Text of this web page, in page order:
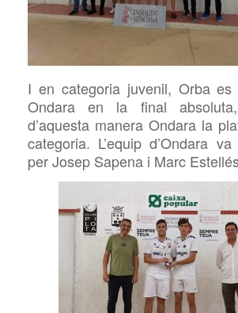
I en categoria juvenil, Orba
Ondara en la final absoluta,
d’aquesta manera Ondara la
categoria. L’equip d’Ondara
per Josep Sapena i Marc